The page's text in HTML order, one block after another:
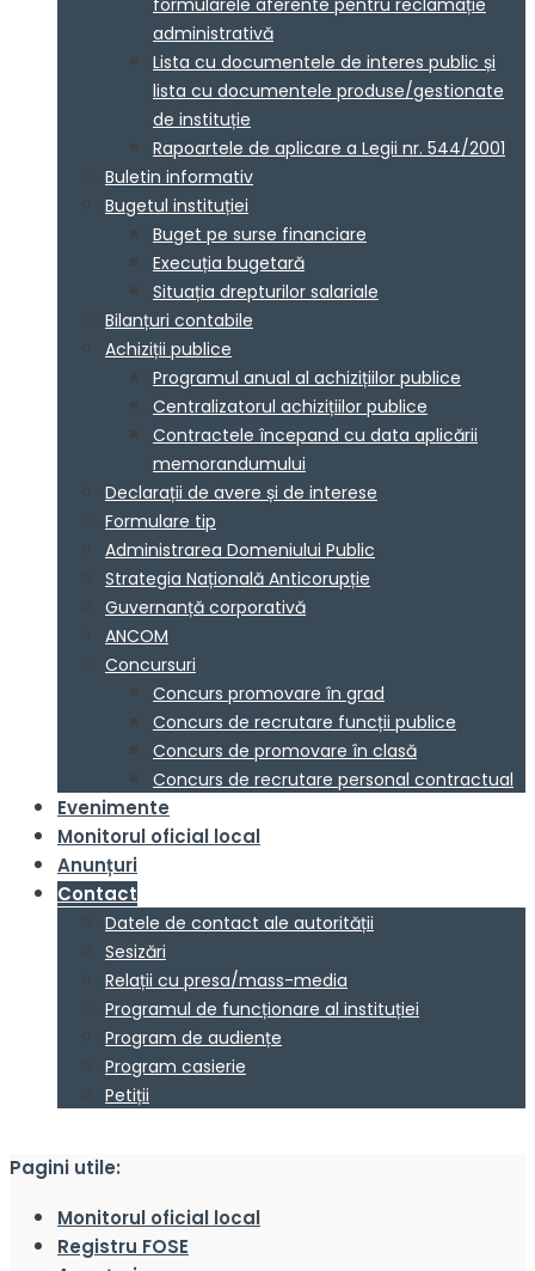
formularele aferente pentru reclamație
administrativă
Lista cu documentele de interes public și
lista cu documentele produse/gestionate
de instituție
Rapoartele de aplicare a Legii nr. 544/2001
Buletin informativ
Bugetul instituției
Buget pe surse financiare
Execuția bugetară
Situația drepturilor salariale
Bilanțuri contabile
Achiziții publice
Programul anual al achizițiilor publice
Centralizatorul achizițiilor publice
Contractele începand cu data aplicării
memorandumului
Declarații de avere și de interese
Formulare tip
Administrarea Domeniului Public
Strategia Națională Anticorupție
Guvernanță corporativă
ANCOM
Concursuri
Concurs promovare în grad
Concurs de recrutare funcții publice
Concurs de promovare în clasă
Concurs de recrutare personal contractual
Evenimente
Monitorul oficial local
Anunțuri
Contact
Datele de contact ale autorității
Sesizări
Relații cu presa/mass-media
Programul de funcționare al instituției
Program de audiențe
Program casierie
Petiții
Pagini utile:
Monitorul oficial local
Registru FOSE